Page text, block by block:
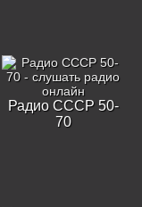
Радио СССР 50-
70